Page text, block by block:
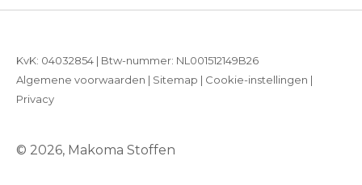
© 2026, Makoma Stoffen
KvK: 04032854 | Btw-nummer: NL001512149B26
Algemene voorwaarden | Sitemap | Cookie-instellingen |
Privacy